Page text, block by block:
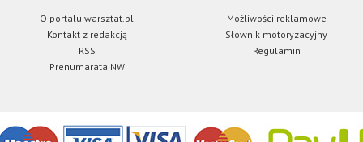
O portalu warsztat.pl
Możliwości reklamowe
Kontakt z redakcją
Słownik motoryzacyjny
RSS
Regulamin
Prenumarata NW